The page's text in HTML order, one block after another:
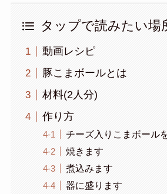
タップで読みたい場
動画レシピ
豚こまボールとは
材料(2人分)
作り方
チーズ入りこまボール
焼きます
煮込みます
器に盛ります